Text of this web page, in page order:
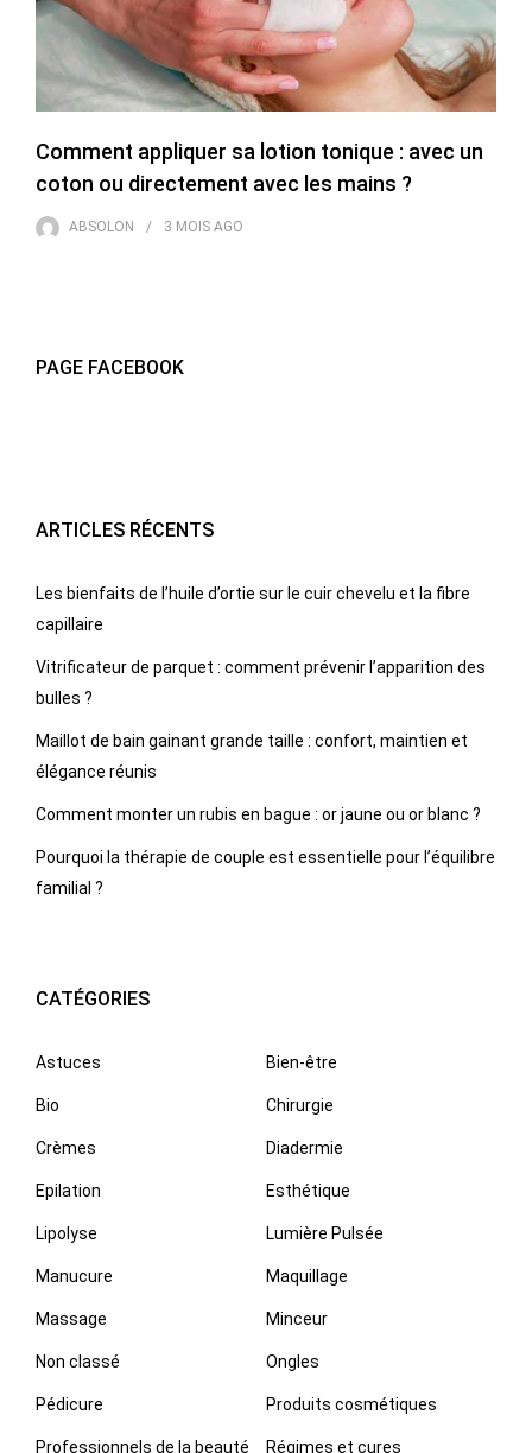
Comment appliquer sa lotion tonique : avec un
coton ou directement avec les mains ?
ABSOLON 3 MOIS AGO
PAGE FACEBOOK
ARTICLES RÉCENTS
Les bienfaits de l’huile d’ortie sur le cuir chevelu et la fibre
capillaire
Vitrificateur de parquet : comment prévenir l’apparition des
bulles ?
Maillot de bain gainant grande taille : confort, maintien et
élégance réunis
Comment monter un rubis en bague : or jaune ou or blanc ?
Pourquoi la thérapie de couple est essentielle pour l’équilibre
familial ?
CATÉGORIES
Astuces Bien-être
Bio Chirurgie
Crèmes Diadermie
Epilation Esthétique
Lipolyse Lumière Pulsée
Manucure Maquillage
Massage Minceur
Non classé Ongles
Pédicure Produits cosmétiques
Professionnels de la beauté Régimes et cures